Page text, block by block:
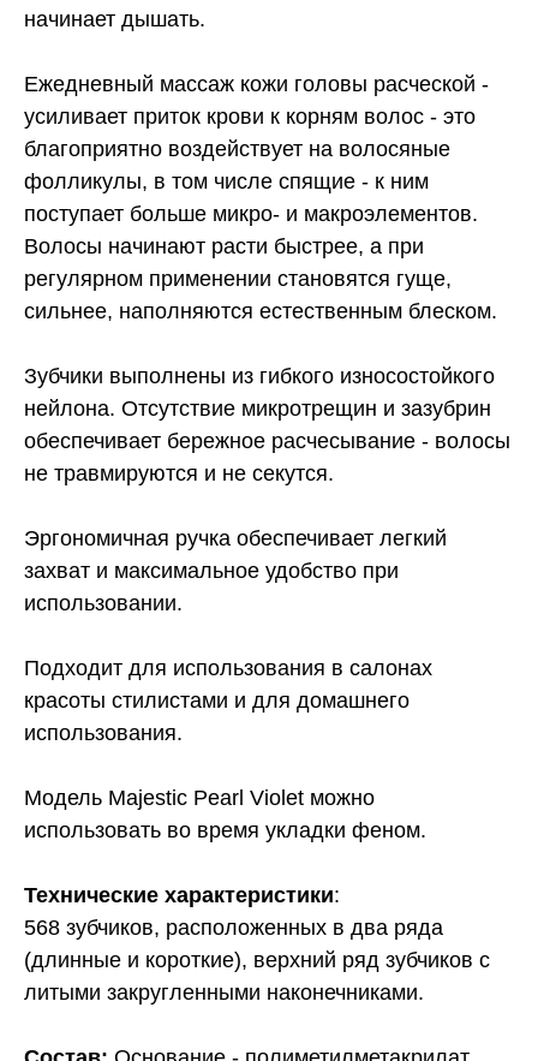
начинает дышать.
Ежедневный массаж кожи головы расческой -
усиливает приток крови к корням волос - это
благоприятно воздействует на волосяные
фолликулы, в том числе спящие - к ним
поступает больше микро- и макроэлементов.
Волосы начинают расти быстрее, а при
регулярном применении становятся гуще,
сильнее, наполняются естественным блеском.
Зубчики выполнены из гибкого износостойкого
нейлона. Отсутствие микротрещин и зазубрин
обеспечивает бережное расчесывание - волосы
не травмируются и не секутся.
Эргономичная ручка обеспечивает легкий
захват и максимальное удобство при
использовании.
Подходит для использования в салонах
красоты стилистами и для домашнего
использования.
Модель Majestic Pearl Violet можно
использовать во время укладки феном.
Технические характеристики:
568 зубчиков, расположенных в два ряда
(длинные и короткие), верхний ряд зубчиков с
литыми закругленными наконечниками.